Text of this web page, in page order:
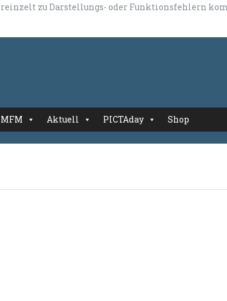
zu Darstellungs- oder Funktionsfehlern
MFM Aktuell PICTAday Shop